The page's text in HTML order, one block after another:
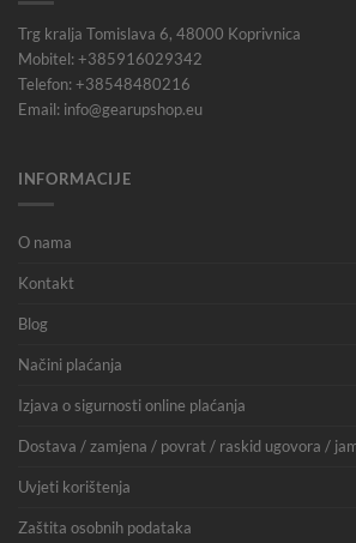
Trg kralja Tomislava 6, 48000 Koprivnica
Mobitel: +385916029342
Telefon: +38548480216
Email: info@gearupshop.eu
INFORMACIJE
O nama
Kontakt
Blog
Načini plaćanja
Izjava o sigurnosti online plaćanja
Dostava / zamjena / povrat / raskid ugovora /
Uvjeti korištenja
Zaštita osobnih podataka